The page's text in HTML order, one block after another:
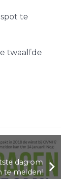
te
twaalfde
dag om
te melden!